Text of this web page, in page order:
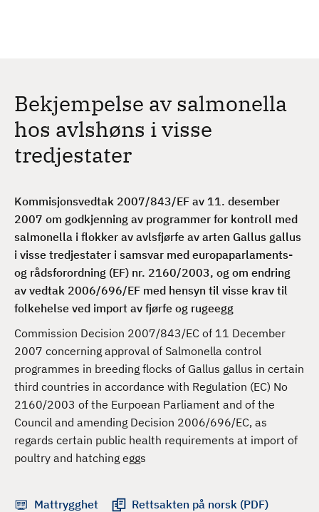
Bekjempelse av salmonella
hos avlshøns i visse
tredjestater
Kommisjonsvedtak 2007/843/EF av 11. desember
2007 om godkjenning av programmer for kontroll med
salmonella i flokker av avlsfjørfe av arten Gallus gallus
i visse tredjestater i samsvar med europaparlaments-
og rådsforordning (EF) nr. 2160/2003, og om endring
av vedtak 2006/696/EF med hensyn til visse krav til
folkehelse ved import av fjørfe og rugeegg
Commission Decision 2007/843/EC of 11 December
2007 concerning approval of Salmonella control
programmes in breeding flocks of Gallus gallus in certain
third countries in accordance with Regulation (EC) No
2160/2003 of the Eurpoean Parliament and of the
Council and amending Decision 2006/696/EC, as
regards certain public health requirements at import of
poultry and hatching eggs
Mattrygghet Rettsakten på norsk (PDF)